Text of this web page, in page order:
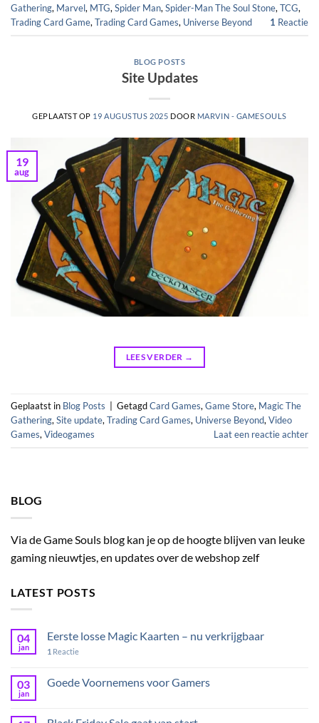
Gathering, Marvel, MTG, Spider Man, Spider-Man The Soul Stone, TCG,
Trading Card Game, Trading Card Games, Universe Beyond 1 Reactie
BLOG POSTS
Site Updates
GEPLAATST OP 19 AUGUSTUS 2025 DOOR MARVIN - GAMESOULS
19
aug
LEES VERDER →
Geplaatst in Blog Posts GetagdCard Games,Game Store, Magic The
Gathering,Site update,Trading Card Games, Universe Beyond,Video
Games,Videogames Laat een reactie achter
BLOG
Via de Game Souls blog kan je op de hoogte blijven van leuke
gaming nieuwtjes, en updates over de webshop zelf
LATEST POSTS
04
jan
Eerste losse Magic Kaarten – nu verkrijgbaar
1 Reactie
03
jan
Goede Voornemens voor Gamers